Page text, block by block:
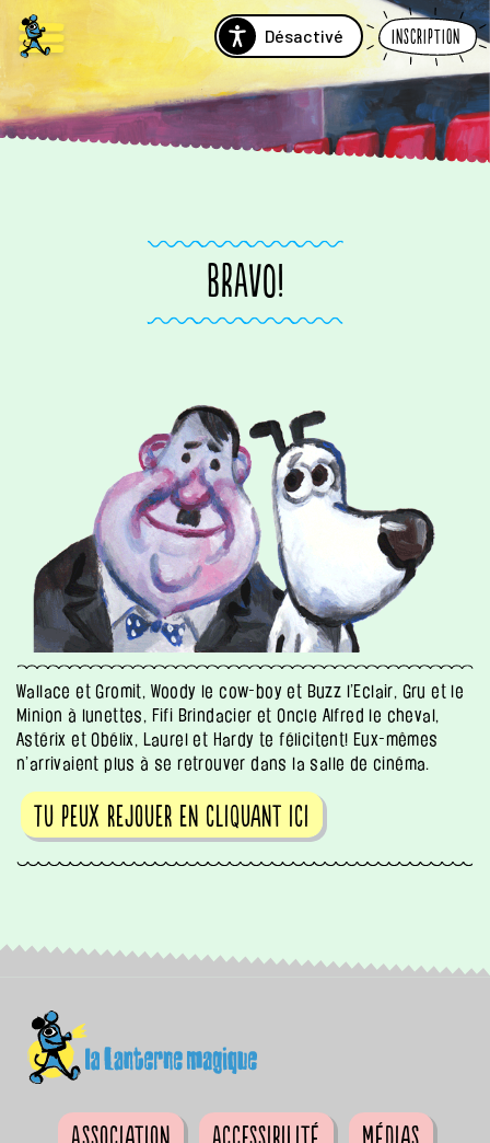
Désactivé Inscription
BRAVO!
Wallace et Gromit, Woody le cow-boy et Buzz l’Eclair, Gru et le
Minion à lunettes, Fifi Brindacier et Oncle Alfred le cheval,
Astérix et Obélix, Laurel et Hardy te félicitent! Eux-mêmes
n’arrivaient plus à se retrouver dans la salle de cinéma.
Tu peux rejouer en cliquant ici